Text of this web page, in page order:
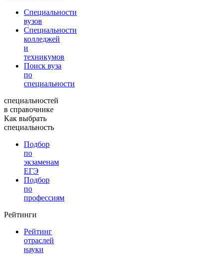
Специальности
вузов
Специальности
колледжей
и
техникумов
Поиск вуза
по
специальности
специальностей
в справочнике
Как выбрать
специальность
Подбор
по
экзаменам
ЕГЭ
Подбор
по
профессиям
Рейтинги
Рейтинг
отраслей
науки